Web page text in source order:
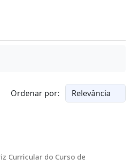
Ordenar por:
Curricular do Curso de